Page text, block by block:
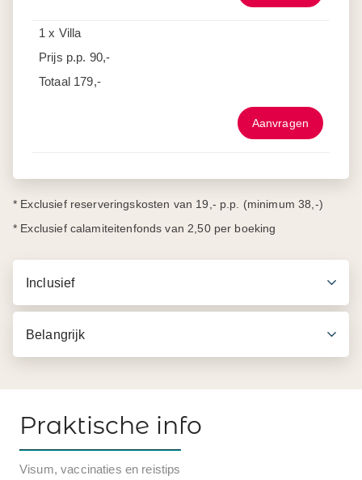
1 x Villa
Prijs p.p. 90,-
Totaal179,-
Aanvragen
* Exclusief reserveringskosten van 19,- p.p. (minimum 38,-)
* Exclusief calamiteitenfonds van 2,50 per boeking
Inclusief
Belangrijk
Praktische info
Visum, vaccinaties en reistips